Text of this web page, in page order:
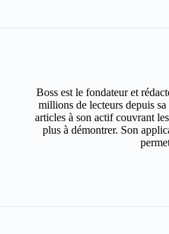
Boss est le fondateur et
millions de lecteurs depuis
articles à son actif couvrant
plus à démontrer. Son